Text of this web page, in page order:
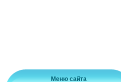
Меню сайта